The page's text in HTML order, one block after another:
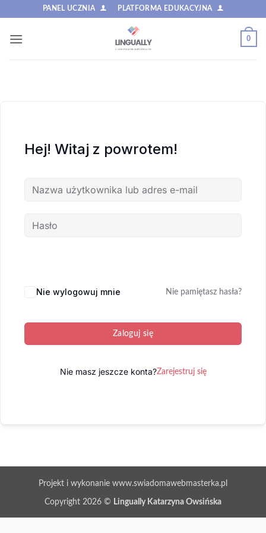
zawartości
PANEL UCZNIA PLATFORMA EDUKACYJNA
0
Hej! Witaj z powrotem!
Nie wylogowuj mnie Nie pamiętasz hasła?
Zaloguj się
Nie masz jeszcze konta?Zarejestruj się
Projekt i wykonanie www.swiadomawebmasterka.pl
Copyright 2026 © Lingually Katarzyna Owsińska